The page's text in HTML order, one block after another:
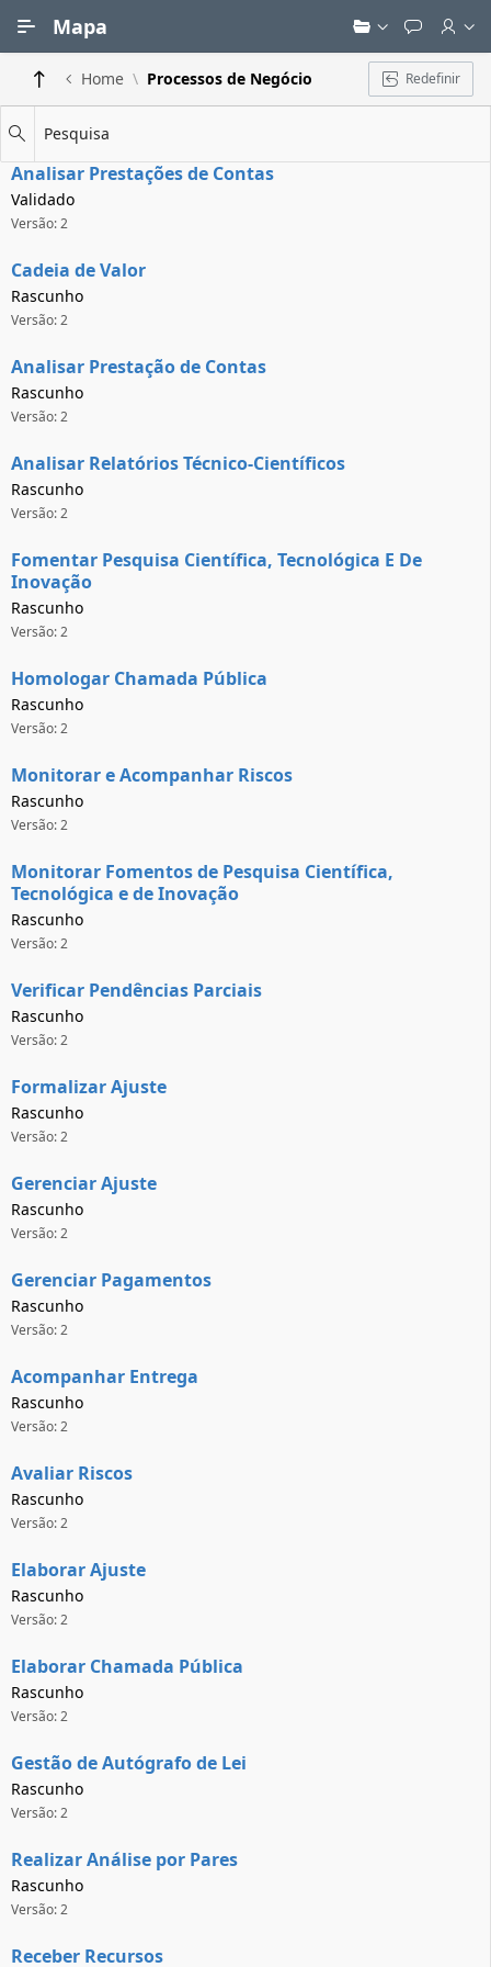
Mapa
Home Processos de Negócio Redefinir
Pesquisa
Analisar Prestações de Contas
Validado
Versão: 2
Cadeia de Valor
Rascunho
Versão: 2
Analisar Prestação de Contas
Rascunho
Versão: 2
Analisar Relatórios Técnico-Científicos
Rascunho
Versão: 2
Fomentar Pesquisa Científica, Tecnológica E De
Inovação
Rascunho
Versão: 2
Homologar Chamada Pública
Rascunho
Versão: 2
Monitorar e Acompanhar Riscos
Rascunho
Versão: 2
Monitorar Fomentos de Pesquisa Científica,
Tecnológica e de Inovação
Rascunho
Versão: 2
Verificar Pendências Parciais
Rascunho
Versão: 2
Formalizar Ajuste
Rascunho
Versão: 2
Gerenciar Ajuste
Rascunho
Versão: 2
Gerenciar Pagamentos
Rascunho
Versão: 2
Acompanhar Entrega
Rascunho
Versão: 2
Avaliar Riscos
Rascunho
Versão: 2
Elaborar Ajuste
Rascunho
Versão: 2
Elaborar Chamada Pública
Rascunho
Versão: 2
Gestão de Autógrafo de Lei
Rascunho
Versão: 2
Realizar Análise por Pares
Rascunho
Versão: 2
Receber Recursos